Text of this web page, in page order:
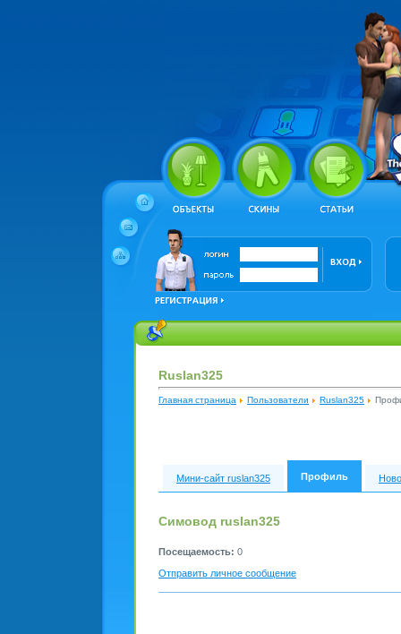
Ruslan325
Главная страница Пользователи Ruslan325
Мини-сайт ruslan325 Профиль
Симовод ruslan325
Посещаемость: 0
Отправить личное сообщение